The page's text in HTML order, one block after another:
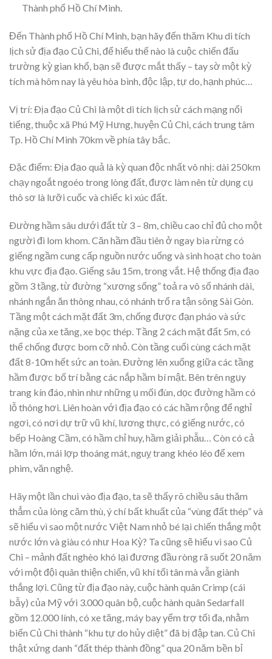
Thành phố Hồ Chí Minh.
Đến Thành phố Hồ Chí Minh, bạn hãy đến thăm Khu di tích
lịch sử địa đạo Củ Chi, để hiểu thế nào là cuộc chiến đấu
trường kỳ gian khổ, bạn sẽ được mắt thấy – tay sờ một kỳ
tích mà hôm nay là yêu hòa bình, độc lập, tự do, hạnh phúc…
Vị trí: Ðịa đạo Củ Chi là một di tích lịch sử cách mạng nổi
tiếng, thuộc xã Phú Mỹ Hưng, huyện Củ Chi, cách trung tâm
Tp. Hồ Chí Minh 70km về phía tây bắc.
Ðặc điểm: Ðịa đạo quả là kỳ quan độc nhất vô nhị: dài 250km
chạy ngoắt ngoéo trong lòng đất, được làm nên từ dụng cụ
thô sơ là lưỡi cuốc và chiếc ki xúc đất.
Ðường hầm sâu dưới đất từ 3 – 8m, chiều cao chỉ đủ cho một
người đi lom khom. Căn hầm đầu tiên ở ngay bìa rừng có
giếng ngầm cung cấp nguồn nước uống và sinh hoạt cho toàn
khu vực địa đạo. Giếng sâu 15m, trong vắt. Hệ thống địa đạo
gồm 3 tầng, từ đường “xương sống” toả ra vô số nhánh dài,
nhánh ngắn ăn thông nhau, có nhánh trổ ra tận sông Sài Gòn.
Tầng một cách mặt đất 3m, chống được đạn pháo và sức
nặng của xe tăng, xe bọc thép. Tầng 2 cách mặt đất 5m, có
thể chống được bom cỡ nhỏ. Còn tầng cuối cùng cách mặt
đất 8-10m hết sức an toàn. Ðường lên xuống giữa các tầng
hầm được bố trí bằng các nắp hầm bí mật. Bên trên ngụy
trang kín đáo, nhìn như những ụ mối đùn, dọc đường hầm có
lỗ thông hơi. Liên hoàn với địa đạo có các hầm rộng để nghỉ
ngơi, có nơi dự trữ vũ khí, lương thực, có giếng nước, có
bếp Hoàng Cầm, có hầm chỉ huy, hầm giải phẫu… Còn có cả
hầm lớn, mái lợp thoáng mát, nguỵ trang khéo léo để xem
phim, văn nghệ.
Hãy một lần chui vào địa đạo, ta sẽ thấy rõ chiều sâu thăm
thẳm của lòng căm thù, ý chí bất khuất của “vùng đất thép” và
sẽ hiểu vì sao một nước Việt Nam nhỏ bé lại chiến thắng một
nước lớn và giàu có như Hoa Kỳ? Ta cũng sẽ hiểu vì sao Củ
Chi – mảnh đất nghèo khó lại đương đầu ròng rã suốt 20 năm
với một đội quân thiện chiến, vũ khí tối tân mà vẫn giành
thắng lợi. Cũng từ địa đạo này, cuộc hành quân Crimp (cái
bẫy) của Mỹ với 3.000 quân bộ, cuộc hành quân Sedarfall
gồm 12.000 lính, có xe tăng, máy bay yểm trợ tối đa, nhằm
biến Củ Chi thành “khu tự do hủy diệt” đã bị đập tan. Củ Chi
thật xứng danh “đất thép thành đồng” qua 20 năm bền bỉ